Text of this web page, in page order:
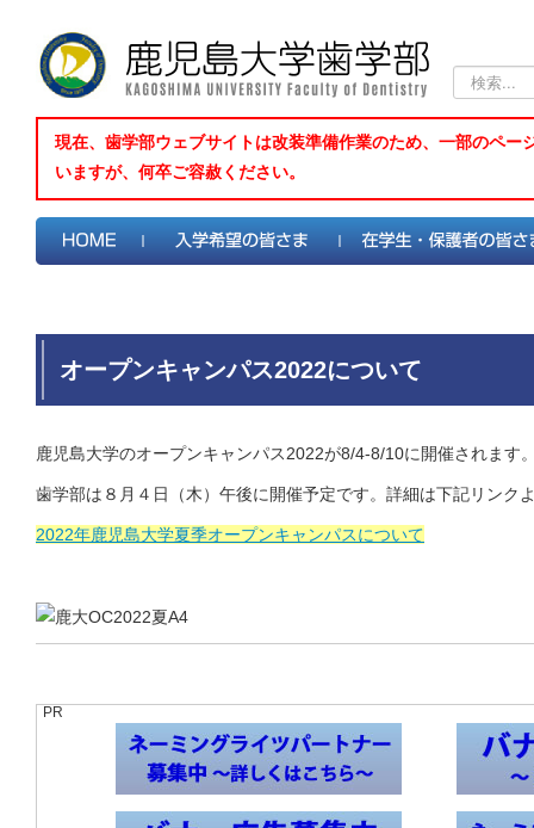
索...
現在、歯学部ウェブサイトは改装準備作業のため、一部のペ
いますが、何卒ご容赦ください。
オープンキャンパス2022について
鹿児島大学のオープンキャンパス2022が8/4-8/10に開催されます
歯学部は８月４日（木）午後に開催予定です。詳細は下記リンク
2022年鹿児島大学夏季オープンキャンパスについて
PR